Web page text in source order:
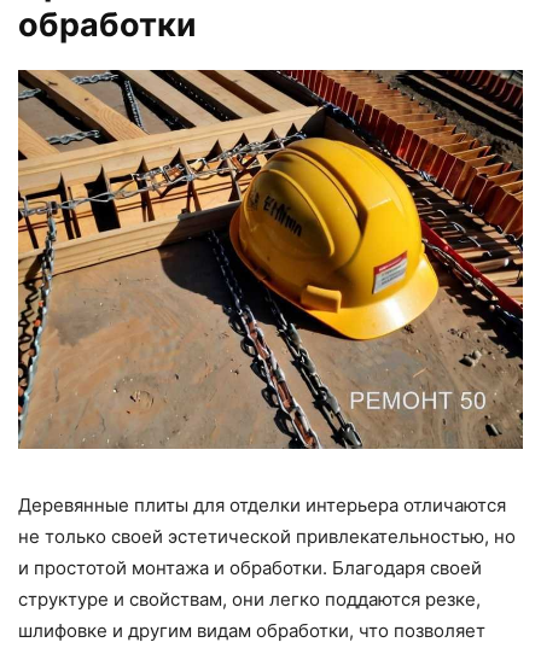
обработки
Деревянные плиты для отделки интерьера отличаются
не только своей эстетической привлекательностью, но
и простотой монтажа и обработки. Благодаря своей
структуре и свойствам, они легко поддаются резке,
шлифовке и другим видам обработки, что позволяет